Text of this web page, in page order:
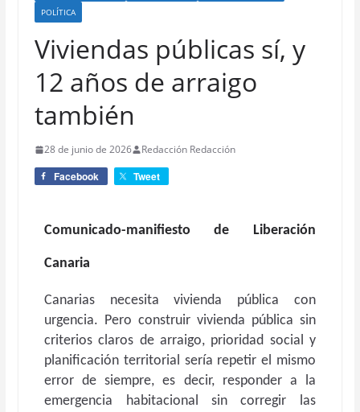
POLÍTICA
Viviendas públicas sí, y
12 años de arraigo
también
28 de junio de 2026 Redacción Redacción
Facebook Tweet
Comunicado-manifiesto de Liberación
Canaria
Canarias necesita vivienda pública con
urgencia. Pero construir vivienda pública sin
criterios claros de arraigo, prioridad social y
planificación territorial sería repetir el mismo
error de siempre, es decir, responder a la
emergencia habitacional sin corregir las